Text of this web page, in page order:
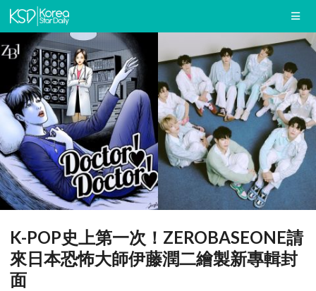
K-POP史上第一次！ZEROBASEONE請
來日本恐怖大師伊藤潤二繪製新專輯封
面